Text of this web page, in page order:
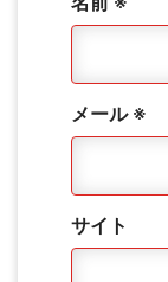
メール ※
サイト